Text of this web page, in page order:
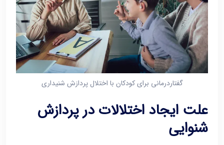
گفتاردرمانی برای کودکان با اختلال پردازش شنیداری
علت ایجاد اختلالات در پردازش
شنوایی